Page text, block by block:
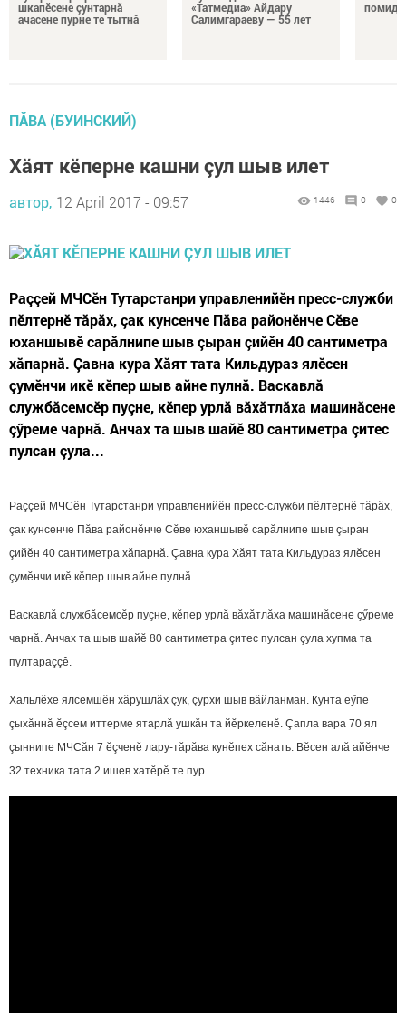
шкапӗсене çунтарнă
ачасене пурне те тытнă
«Татмедиа» Айдару
Салимгараеву — 55 лет
ПĂВА (БУИНСКИЙ)
Хăят кӗперне кашни çул шыв илет
автор, 12 April 2017 - 09:57 1446 0 0
Раççей МЧСӗн Тутарстанри управленийӗн пресс-служби
пӗлтернӗ тăрăх, çак кунсенче Пăва районӗнче Сĕве
юханшывӗ сарăлнипе шыв çыран çийӗн 40 сантиметра
хăпарнă. Çавна кура Хăят тата Кильдураз ялӗсен
çумӗнчи икӗ кӗпер шыв айне пулнă. Васкавлă
службăсемсӗр пуçне, кӗпер урлă вăхăтлăха машинăсене
çӳреме чарнă. Анчах та шыв шайӗ 80 сантиметра çитес
пулсан çула...
Раççей МЧСӗн Тутарстанри управленийӗн пресс-служби пӗлтернӗ тăрăх,
çак кунсенче Пăва районӗнче Сĕве юханшывӗ сарăлнипе шыв çыран
çийӗн 40 сантиметра хăпарнă. Çавна кура Хăят тата Кильдураз ялӗсен
çумӗнчи икӗ кӗпер шыв айне пулнă.
Васкавлă службăсемсӗр пуçне, кӗпер урлă вăхăтлăха машинăсене çӳреме
чарнă. Анчах та шыв шайӗ 80 сантиметра çитес пулсан çула хупма та
пултараççӗ.
Хальлӗхе ялсемшӗн хăрушлăх çук, çурхи шыв вăйланман. Кунта еӳпе
çыхăннă ӗçсем иттерме ятарлă ушкăн та йӗркеленӗ. Çапла вара 70 ял
çыннипе МЧСăн 7 ӗçченӗ лару-тăрăва кунӗпех сăнать. Вӗсен алă айӗнче
32 техника тата 2 ишев хатӗрӗ те пур.